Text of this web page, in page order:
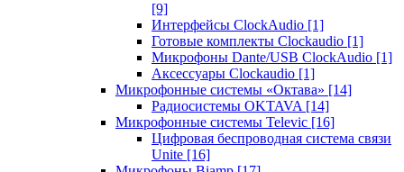
[9]
Интерфейсы ClockAudio [1]
Готовые комплекты Clockaudio [1]
Микрофоны Dante/USB ClockAudio [1]
Аксессуары Clockaudio [1]
Микрофонные системы «Октава» [14]
Радиосистемы OKTAVA [14]
Микрофонные системы Televic [16]
Цифровая беспроводная система связи
Unite [16]